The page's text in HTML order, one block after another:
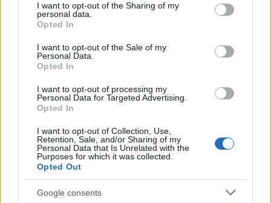
not limited to your visit or usage behaviour. You may click to
grant or deny consent to Google and its third-party tags to
use your data for below specified purposes in below Google
consent section.
I want to opt-out of the Sharing of my
personal data.
Opted In
I want to opt-out of the Sale of my
Personal Data.
Opted In
I want to opt-out of processing my
Personal Data for Targeted Advertising.
Opted In
I want to opt-out of Collection, Use,
Retention, Sale, and/or Sharing of my
Personal Data that Is Unrelated with the
Purposes for which it was collected.
Opted Out
Google consents
AUTORE
Redazione di style24